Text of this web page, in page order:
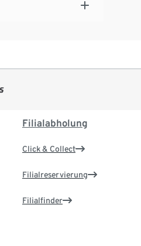
Filialabholung
Click & Collect
Filialreservierung
Filialfinder